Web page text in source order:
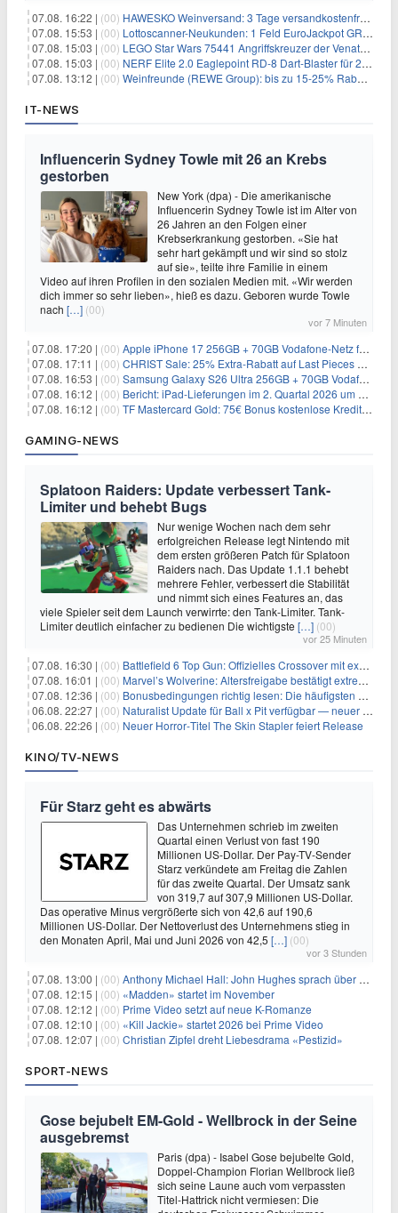
07.08. 16:22 | (00) HAWESKO Weinversand: 3 Tage versandkostenfrei bestellen (MBW 25€)
07.08. 15:53 | (00) Lottoscanner-Neukunden: 1 Feld EuroJackpot GRATIS spielen
07.08. 15:03 | (00) LEGO Star Wars 75441 Angriffskreuzer der Venator-Klasse für 50,25€
07.08. 15:03 | (00) NERF Elite 2.0 Eaglepoint RD-8 Dart-Blaster für 20,49€
07.08. 13:12 | (00) Weinfreunde (REWE Group): bis zu 15-25% Rabatt je nach Anzahl der Flaschen
IT-NEWS
Influencerin Sydney Towle mit 26 an Krebs
gestorben
New York (dpa) - Die amerikanische
Influencerin Sydney Towle ist im Alter von
26 Jahren an den Folgen einer
Krebserkrankung gestorben. «Sie hat
sehr hart gekämpft und wir sind so stolz
auf sie», teilte ihre Familie in einem
Video auf ihren Profilen in den sozialen Medien mit. «Wir werden
dich immer so sehr lieben», hieß es dazu. Geboren wurde Towle
nach […] (00)
vor 7 Minuten
07.08. 17:20 | (00) Apple iPhone 17 256GB + 70GB Vodafone-Netz für 34,99€/Monat (effektiv 6,41€/Monat)
07.08. 17:11 | (00) CHRIST Sale: 25% Extra-Rabatt auf Last Pieces bei Schmuck & Uhren
07.08. 16:53 | (00) Samsung Galaxy S26 Ultra 256GB + 70GB Vodafone-Netz für 34,99€/Monat (effektiv 4,74€/Monat)
07.08. 16:12 | (00) Bericht: iPad-Lieferungen im 2. Quartal 2026 um 7,5 Prozent gesunken
07.08. 16:12 | (00) TF Mastercard Gold: 75€ Bonus kostenlose Kreditkarte ohne Fremdwährungsgebühren
GAMING-NEWS
Splatoon Raiders: Update verbessert Tank-
Limiter und behebt Bugs
Nur wenige Wochen nach dem sehr
erfolgreichen Release legt Nintendo mit
dem ersten größeren Patch für Splatoon
Raiders nach. Das Update 1.1.1 behebt
mehrere Fehler, verbessert die Stabilität
und nimmt sich eines Features an, das
viele Spieler seit dem Launch verwirrte: den Tank-Limiter. Tank-
Limiter deutlich einfacher zu bedienen Die wichtigste […] (00)
vor 25 Minuten
07.08. 16:30 | (00) Battlefield 6 Top Gun: Offizielles Crossover mit exklusiven Inhalten angekündigt
07.08. 16:01 | (00) Marvel’s Wolverine: Altersfreigabe bestätigt extreme Gewalt und düstere Szenen
07.08. 12:36 | (00) Bonusbedingungen richtig lesen: Die häufigsten Stolperfallen
06.08. 22:27 | (00) Naturalist Update für Ball x Pit verfügbar — neuer Content auf allen Plattformen
06.08. 22:26 | (00) Neuer Horror‑Titel The Skin Stapler feiert Release
KINO/TV-NEWS
Für Starz geht es abwärts
Das Unternehmen schrieb im zweiten
Quartal einen Verlust von fast 190
Millionen US-Dollar. Der Pay-TV-Sender
Starz verkündete am Freitag die Zahlen
für das zweite Quartal. Der Umsatz sank
von 319,7 auf 307,9 Millionen US-Dollar.
Das operative Minus vergrößerte sich von 42,6 auf 190,6
Millionen US-Dollar. Der Nettoverlust des Unternehmens stieg in
den Monaten April, Mai und Juni 2026 von 42,5 […] (00)
vor 3 Stunden
07.08. 13:00 | (00) Anthony Michael Hall: John Hughes sprach über eine Fortsetzung von 'The Breakfast Club'
07.08. 12:15 | (00) «Madden» startet im November
07.08. 12:12 | (00) Prime Video setzt auf neue K-Romanze
07.08. 12:10 | (00) «Kill Jackie» startet 2026 bei Prime Video
07.08. 12:07 | (00) Christian Zipfel dreht Liebesdrama «Pestizid»
SPORT-NEWS
Gose bejubelt EM-Gold - Wellbrock in der Seine
ausgebremst
Paris (dpa) - Isabel Gose bejubelte Gold,
Doppel-Champion Florian Wellbrock ließ
sich seine Laune auch vom verpassten
Titel-Hattrick nicht vermiesen: Die